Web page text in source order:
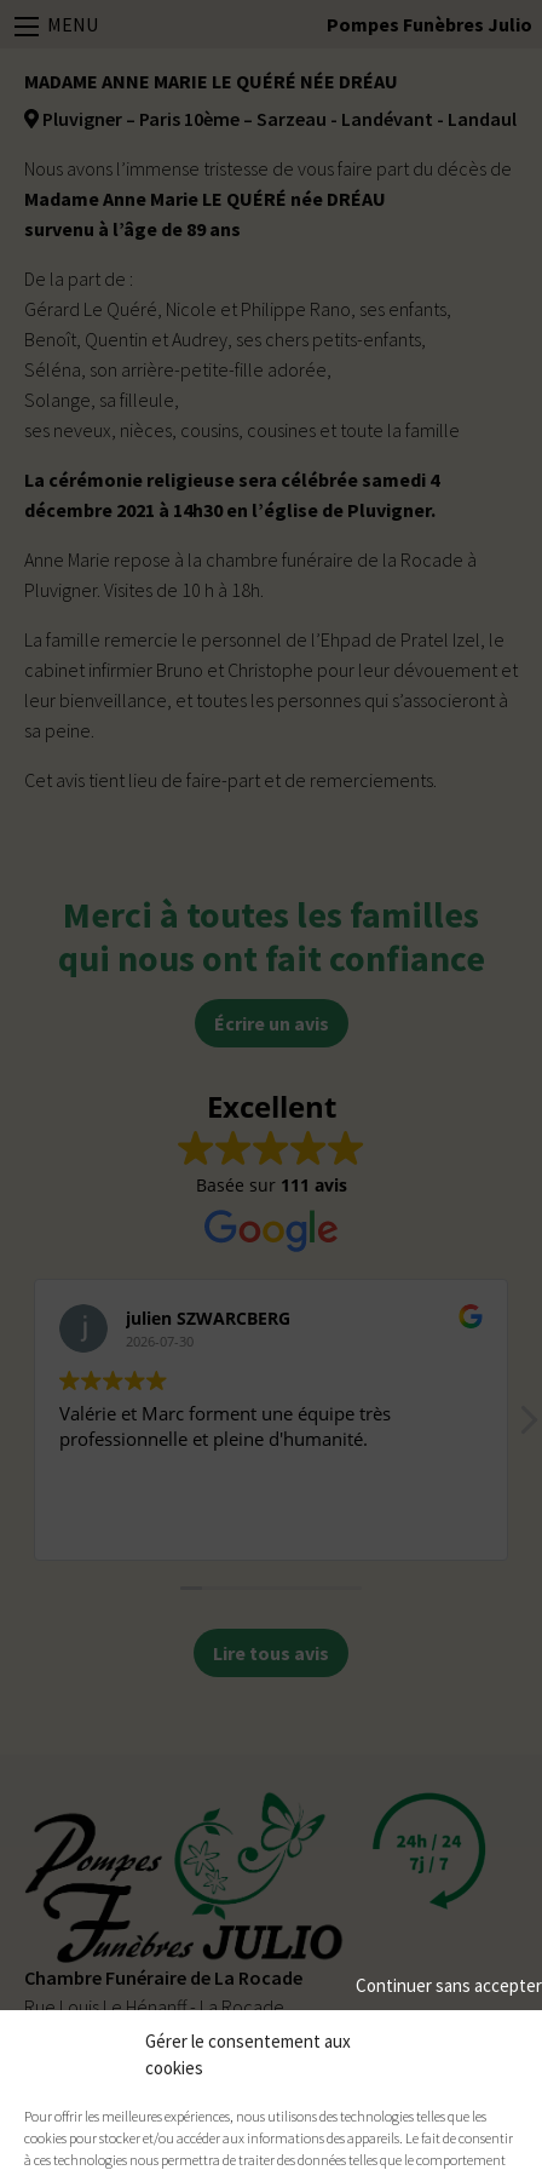
Gérer le consentement aux
cookies
Pour offrir les meilleures expériences, nous utilisons des technologies telles que les
cookies pour stocker et/ou accéder aux informations des appareils. Le fait de consentir
à ces technologies nous permettra de traiter des données telles que le comportement
Continuer sans accepter
MENU Pompes Funèbres Julio
MADAME ANNE MARIE LE QUÉRÉ NÉE DRÉAU
Pluvigner – Paris 10ème – Sarzeau - Landévant - Landaul
Nous avons l’immense tristesse de vous faire part du décès de
Madame Anne Marie LE QUÉRÉ née DRÉAU
survenu à l’âge de 89 ans
De la part de :
Gérard Le Quéré, Nicole et Philippe Rano, ses enfants,
Benoît, Quentin et Audrey, ses chers petits-enfants,
Séléna, son arrière-petite-fille adorée,
Solange, sa filleule,
ses neveux, nièces, cousins, cousines et toute la famille
La cérémonie religieuse sera célébrée samedi 4
décembre 2021 à 14h30 en l’église de Pluvigner.
Anne Marie repose à la chambre funéraire de la Rocade à
Pluvigner. Visites de 10 h à 18h.
La famille remercie le personnel de l’Ehpad de Pratel Izel, le
cabinet infirmier Bruno et Christophe pour leur dévouement et
leur bienveillance, et toutes les personnes qui s’associeront à
sa peine.
Cet avis tient lieu de faire-part et de remerciements.
Merci à toutes les familles
qui nous ont fait confiance
Écrire un avis
Excellent
Basée sur 111 avis
julien SZWARCBERG
2026-07-30
Valérie et Marc forment une équipe très
professionnelle et pleine d'humanité.
Lire tous avis
Chambre Funéraire de La Rocade
Rue Louis Le Hénanff - La Rocade
56330 PLUVIGNER
02 97 50 90 80
Permanence téléphonique24h/24et7j/7